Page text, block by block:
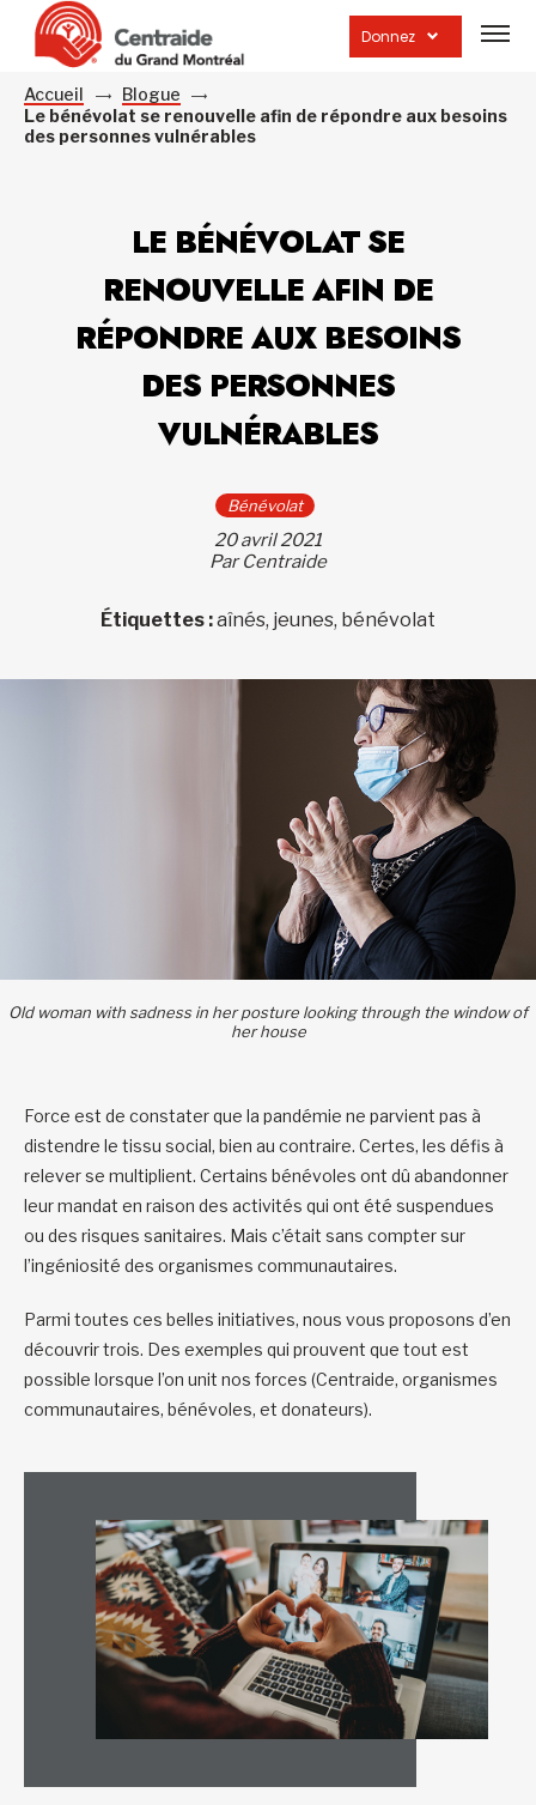
Donnez
la
Accueil
Blogue
Le bénévolat se renouvelle afin de répondre aux besoins
des personnes vulnérables
LE BÉNÉVOLAT SE
RENOUVELLE AFIN DE
RÉPONDRE AUX BESOINS
DES PERSONNES
VULNÉRABLES
Bénévolat
20 avril 2021
Par Centraide
Étiquettes :aînés, jeunes, bénévolat
Old woman with sadness in her posture looking through the window of
her house
Force est de constater que la pandémie ne parvient pas à
distendre le tissu social, bien au contraire. Certes, les défis à
relever se multiplient. Certains bénévoles ont dû abandonner
leur mandat en raison des activités qui ont été suspendues
ou des risques sanitaires. Mais c’était sans compter sur
l’ingéniosité des organismes communautaires.
Parmi toutes ces belles initiatives, nous vous proposons d’en
découvrir trois. Des exemples qui prouvent que tout est
possible lorsque l’on unit nos forces (Centraide, organismes
communautaires, bénévoles, et donateurs).